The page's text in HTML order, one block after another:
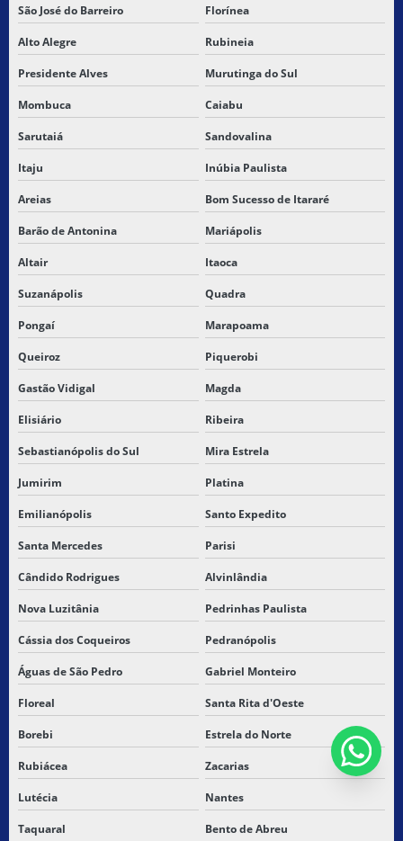
São José do Barreiro Florínea
Alto Alegre Rubineia
Presidente Alves Murutinga do Sul
Mombuca Caiabu
Sarutaiá Sandovalina
Itaju Inúbia Paulista
Areias Bom Sucesso de Itararé
Barão de Antonina Mariápolis
Altair Itaoca
Suzanápolis Quadra
Pongaí Marapoama
Queiroz Piquerobi
Gastão Vidigal Magda
Elisiário Ribeira
Sebastianópolis do Sul Mira Estrela
Jumirim Platina
Emilianópolis Santo Expedito
Santa Mercedes Parisi
Cândido Rodrigues Alvinlândia
Nova Luzitânia Pedrinhas Paulista
Cássia dos Coqueiros Pedranópolis
Águas de São Pedro Gabriel Monteiro
Floreal Santa Rita d'Oeste
Borebi Estrela do Norte
Rubiácea Zacarias
Lutécia Nantes
Taquaral Bento de Abreu